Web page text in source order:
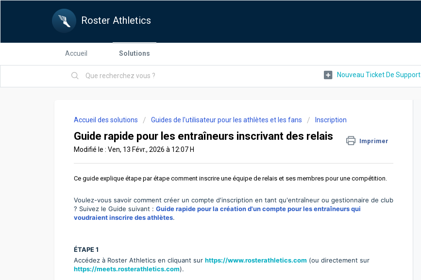
Roster Athletics
Accueil Solutions
Nouveau Ticket De Support
Accueil des solutions Guides de l'utilisateur pour les athlètes et les fans Inscription
Guide rapide pour les entraîneurs inscrivant des relais Imprimer
Modifié le : Ven, 13 Févr., 2026 à 12:07 H
Ce guide explique étape par étape comment inscrire une équipe de relais et ses membres pour une compétition.
Voulez-vous savoir comment créer un compte d'inscription en tant qu'entraîneur ou gestionnaire de club
? Suivez le Guide suivant : Guide rapide pour la création d'un compte pour les entraîneurs qui
voudraient inscrire des athlètes.
ÉTAPE 1
Accédez à Roster Athletics en cliquant sur https://www.rosterathletics.com (ou directement sur
https://meets.rosterathletics.com).